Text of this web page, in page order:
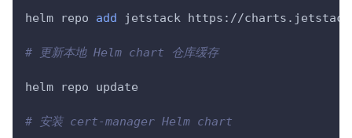
helm repo add jetstack https://
# 更新本地 Helm chart 仓库缓存
helm repo update
# 安装 cert-manager Helm chart